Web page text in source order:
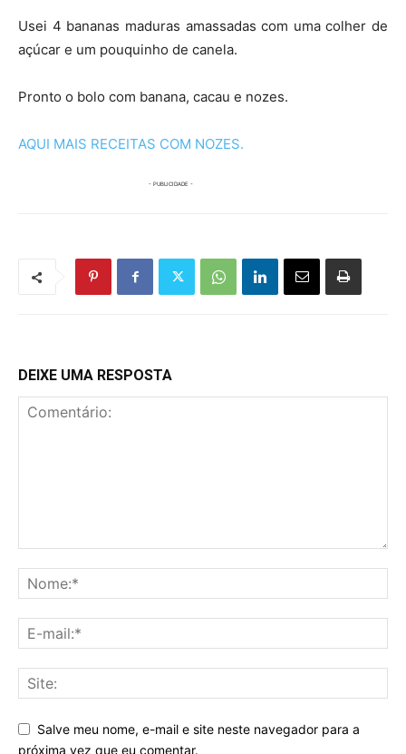
Usei 4 bananas maduras amassadas com uma colher de
açúcar e um pouquinho de canela.
Pronto o bolo com banana, cacau e nozes.
AQUI MAIS RECEITAS COM NOZES.
DEIXE UMA RESPOSTA
Salve meu nome, e-mail e site neste navegador para a
próxima vez que eu comentar.